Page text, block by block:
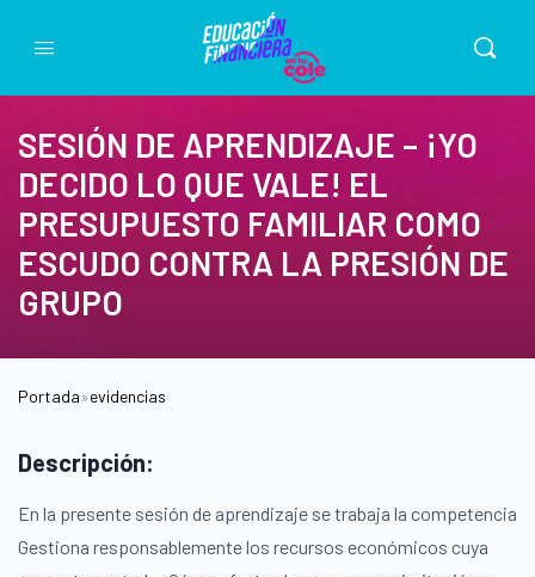
SESIÓN DE APRENDIZAJE – ¡YO
DECIDO LO QUE VALE! EL
PRESUPUESTO FAMILIAR COMO
ESCUDO CONTRA LA PRESIÓN DE
GRUPO
Portada»evidencias
Descripción:
En la presente sesión de aprendizaje se trabaja la competencia
Gestiona responsablemente los recursos económicos cuya